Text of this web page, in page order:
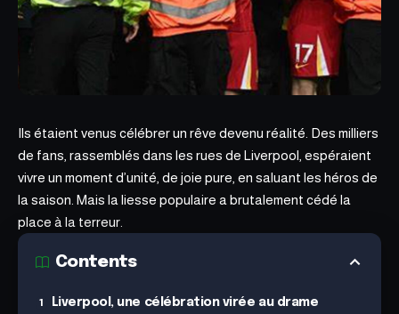
Ils étaient venus célébrer un rêve devenu réalité. Des milliers
de fans, rassemblés dans les rues de Liverpool, espéraient
vivre un moment d’unité, de joie pure, en saluant les héros de
la saison. Mais la liesse populaire a brutalement cédé la
place à la terreur.
Contents
Liverpool, une célébration virée au drame